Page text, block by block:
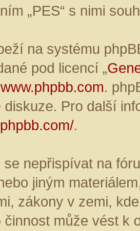
„PES“ s nimi
na systému
pod licencí „
www.phpbb.com.
diskuze. Pro další
.
se nepřispívat na
jiným
zákony v zemi,
činnost může vést k